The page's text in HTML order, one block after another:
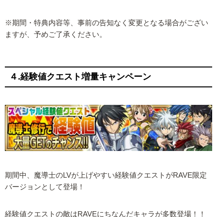
※期間・特典内容等、事前の告知なく変更となる場合がござい
ますが、予めご了承ください。
４.経験値クエスト増量キャンペーン
期間中、魔導士のLVが上げやすい経験値クエストがRAVE限定
バージョンとして登場！
経験値クエストの敵はRAVEにちなんだキャラが多数登場！！